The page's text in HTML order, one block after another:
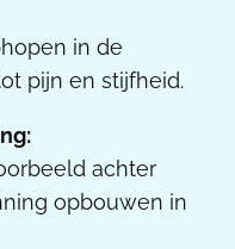
in de
pijn en stijfheid.
achter
opbouwen in